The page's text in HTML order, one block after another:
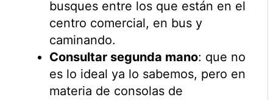
busques entre los que están en el
centro comercial, en bus y
caminando.
Consultar segunda mano: que no
es lo ideal ya lo sabemos, pero en
materia de consolas de